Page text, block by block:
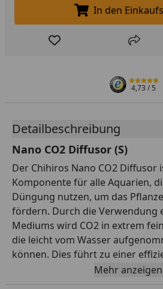
In den
In den
Produkt zur Teilen
4,73/ 5
Detailbeschreibung
Nano CO2 Diffusor (S)
Der Chihiros Nano CO2 Diffusor
Komponente für alle Aquarien,
Düngung nutzen, um das
fördern. Durch die Verwendung
Mediums wird CO2 in extrem
die leicht vom Wasser
können. Dies führt zu einer
gleichmäßigen Verteilung des
Aquarium. Mit vier
Mehr anzeigen